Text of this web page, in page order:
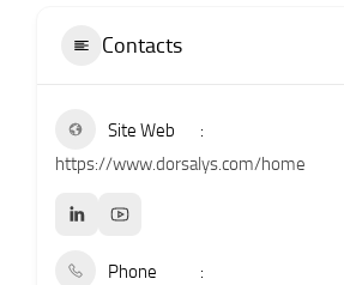
Contacts
Site Web
https://www.dorsalys.com/home
Phone